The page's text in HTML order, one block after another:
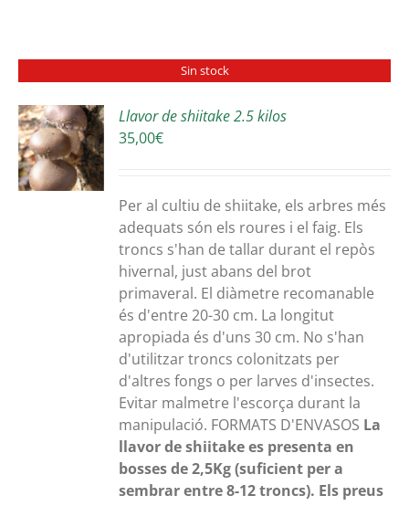
Sin stock
Llavor de shiitake 2.5 kilos
35,00€
Per al cultiu de shiitake, els arbres més
adequats són els roures i el faig. Els
troncs s'han de tallar durant el repòs
hivernal, just abans del brot
primaveral. El diàmetre recomanable
és d'entre 20-30 cm. La longitut
apropiada és d'uns 30 cm. No s'han
d'utilitzar troncs colonitzats per
d'altres fongs o per larves d'insectes.
Evitar malmetre l'escorça durant la
manipulació. FORMATS D'ENVASOS La
llavor de shiitake es presenta en
bosses de 2,5Kg (suficient per a
sembrar entre 8-12 troncs). Els preus